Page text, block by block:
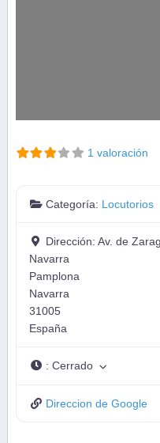
1 valoración
Categoría: Locutorios
Dirección:Av. de
Navarra
Pamplona
Navarra
31005
España
:Cerrado
Direccion de Google